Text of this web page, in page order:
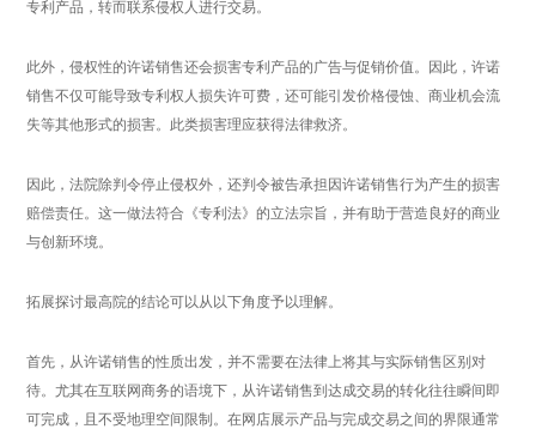
专利产品，转而联系侵权人进行交易。
此外，侵权性的许诺销售还会损害专利产品的广告与促销价值。因此，许诺
销售不仅可能导致专利权人损失许可费，还可能引发价格侵蚀、商业机会流
失等其他形式的损害。此类损害理应获得法律救济。
因此，法院除判令停止侵权外，还判令被告承担因许诺销售行为产生的损害
赔偿责任。这一做法符合《专利法》的立法宗旨，并有助于营造良好的商业
与创新环境。
拓展探讨最高院的结论可以从以下角度予以理解。
首先，从许诺销售的性质出发，并不需要在法律上将其与实际销售区别对
待。尤其在互联网商务的语境下，从许诺销售到达成交易的转化往往瞬间即
可完成，且不受地理空间限制。在网店展示产品与完成交易之间的界限通常